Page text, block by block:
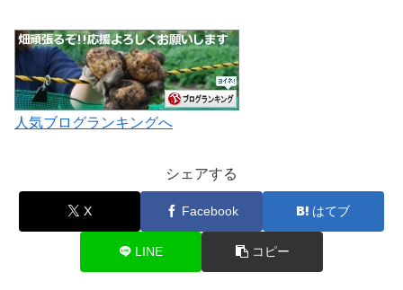
人気ブログランキングへ
シェアする
X Facebook はてブ
LINE コピー